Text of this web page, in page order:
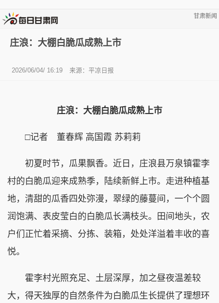
甘肃新闻
庄浪：大棚白脆瓜成熟上市
2026/06/04/ 16:19 来源：平凉日报
庄浪：大棚白脆瓜成熟上市
□记者 董春辉 高国霞 苏莉莉
初夏时节，瓜果飘香。近日，庄浪县万泉镇霍李
村的白脆瓜迎来成熟季，陆续新鲜上市。走进种植基
地，清甜的瓜香四处弥漫，翠绿的藤蔓间，一个个圆
润饱满、表皮莹白的白脆瓜长满枝头。田间地头，农
户们正忙着采摘、分拣、装箱，处处洋溢着丰收的喜
悦。
霍李村光照充足、土层深厚，加之昼夜温差较
大，得天独厚的自然条件为白脆瓜生长提供了理想环